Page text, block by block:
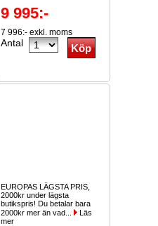
9 995:-
7 996:- exkl. moms
Antal
EUROPAS LÄGSTA PRIS,
2000kr under lägsta
butikspris! Du betalar bara
2000kr mer än vad...
Läs
mer